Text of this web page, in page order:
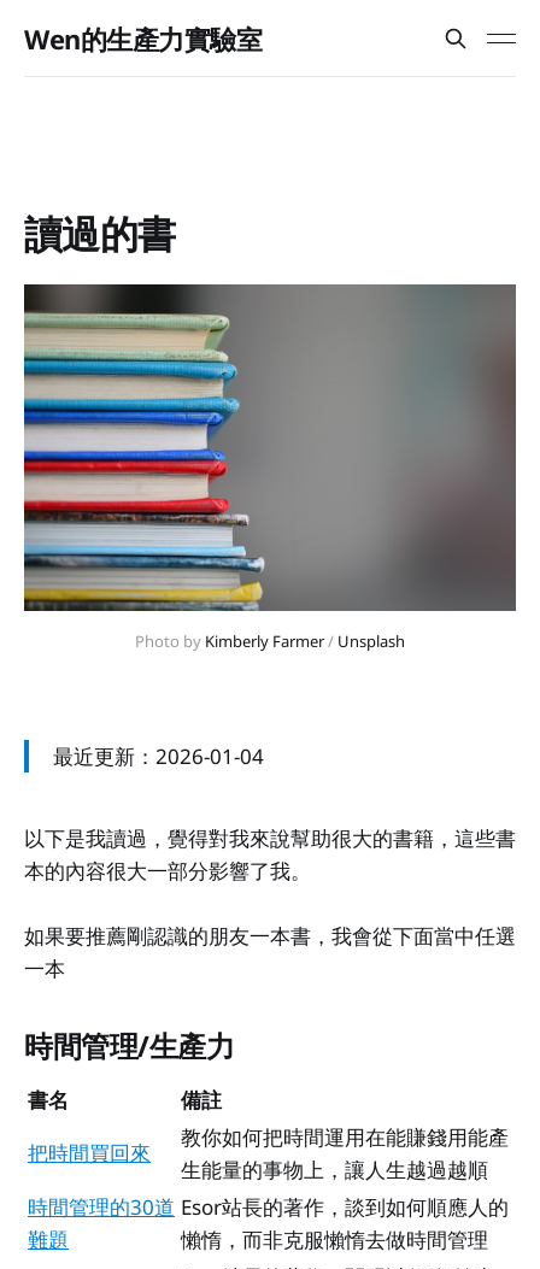
Wen的生產力實驗室
讀過的書
Photo by Kimberly Farmer / Unsplash
最近更新：2026-01-04
以下是我讀過，覺得對我來說幫助很大的書籍，這些書
本的內容很大一部分影響了我。
如果要推薦剛認識的朋友一本書，我會從下面當中任選
一本
時間管理/生產力
書名
備註
把時間買回來
教你如何把時間運用在能賺錢用能產
生能量的事物上，讓人生越過越順
時間管理的30道
難題
Esor站長的著作，談到如何順應人的
懶惰，而非克服懶惰去做時間管理